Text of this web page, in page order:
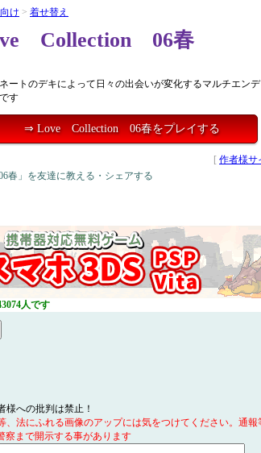
け > 着せ替え
Collection 06春
ートのデキによって日々の出会いが変化するマルチエン
す
⇒ Love Collection 06春をプレイする
[ 作者様サ
」を友達に教える・シェアする
人です
様への批判は禁止！
、法にふれる画像のアップには気をつけてください。通報
察まで開示する事があります